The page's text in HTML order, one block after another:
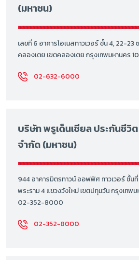
(มหาชน)
เลขที่ 6 อาคารโอเนสทาวเวอร์ ชั้น 4, 22-
คลองเตย เขตคลองเตย กรุงเทพมหานคร
02-632-6000
บริษัท พรูเด็นเชียล ประกันชีวิ
จำกัด (มหาชน)
944 อาคารมิตรทาวน์ ออฟฟิศ ทาวเวอร์ ชั้นที่
พระราม 4 แขวงวังใหม่ เขตปทุมวัน กรุงเทพ
02-352-8000
02-352-8000